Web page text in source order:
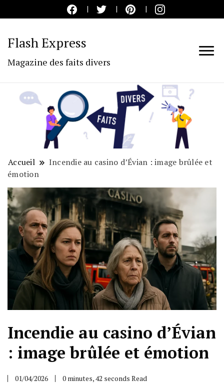
Flash Express
Magazine des faits divers
Accueil
Incendie au casino d’Évian : image brûlée et
émotion
Incendie au casino d’Évian
: image brûlée et émotion
01/04/2026 0 minutes, 42 seconds Read